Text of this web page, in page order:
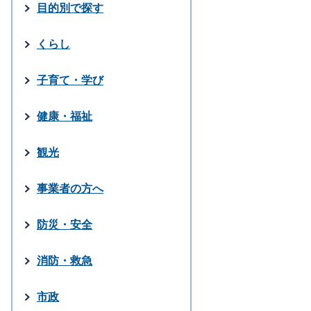
目的別で探す
くらし
子育て・学び
健康・福祉
観光
事業者の方へ
防災・安全
消防・救急
市政